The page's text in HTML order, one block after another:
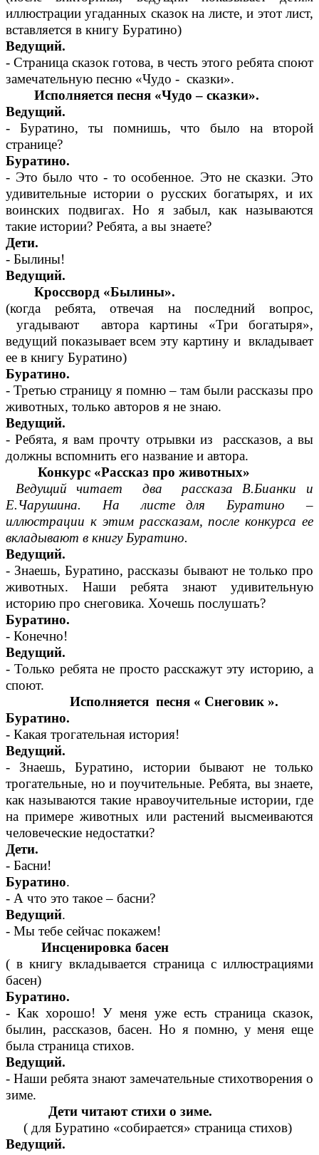
иллюстрации угаданных сказок на листе, и этот лист,
вставляется в книгу Буратино)
Ведущий.
- Страница сказок готова, в честь этого ребята споют
замечательную песню «Чудо - сказки».
Исполняется песня «Чудо – сказки».
Ведущий.
- Буратино, ты помнишь, что было на второй
странице?
Буратино.
- Это было что - то особенное. Это не сказки. Это
удивительные истории о русских богатырях, и их
воинских подвигах. Но я забыл, как называются
такие истории? Ребята, а вы знаете?
Дети.
- Былины!
Ведущий.
Кроссворд «Былины».
(когда ребята, отвечая на последний вопрос,
угадывают автора картины «Три богатыря»,
ведущий показывает всем эту картину и вкладывает
ее в книгу Буратино)
Буратино.
- Третью страницу я помню – там были рассказы про
животных, только авторов я не знаю.
Ведущий.
- Ребята, я вам прочту отрывки из рассказов, а вы
должны вспомнить его название и автора.
Конкурс «Рассказ про животных»
Ведущий читает два рассказа В.Бианки и
Е.Чарушина. На листе для Буратино –
иллюстрации к этим рассказам, после конкурса ее
вкладывают в книгу Буратино.
Ведущий.
- Знаешь, Буратино, рассказы бывают не только про
животных. Наши ребята знают удивительную
историю про снеговика. Хочешь послушать?
Буратино.
- Конечно!
Ведущий.
- Только ребята не просто расскажут эту историю, а
споют.
Исполняется песня « Снеговик ».
Буратино.
- Какая трогательная история!
Ведущий.
- Знаешь, Буратино, истории бывают не только
трогательные, но и поучительные. Ребята, вы знаете,
как называются такие нравоучительные истории, где
на примере животных или растений высмеиваются
человеческие недостатки?
Дети.
- Басни!
Буратино.
- А что это такое – басни?
Ведущий.
- Мы тебе сейчас покажем!
Инсценировка басен
( в книгу вкладывается страница с иллюстрациями
басен)
Буратино.
- Как хорошо! У меня уже есть страница сказок,
былин, рассказов, басен. Но я помню, у меня еще
была страница стихов.
Ведущий.
- Наши ребята знают замечательные стихотворения о
зиме.
Дети читают стихи о зиме.
( для Буратино «собирается» страница стихов)
Ведущий.